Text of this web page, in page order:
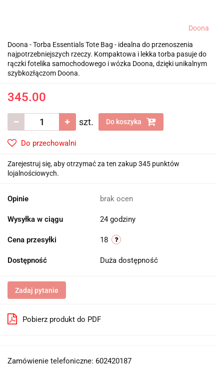
Doona
Doona - Torba Essentials Tote Bag - idealna do przenoszenia
najpotrzebniejszych rzeczy. Kompaktowa i lekka torba pasuje do
rączki fotelika samochodowego i wózka Doona, dzięki unikalnym
szybkozłączom Doona.
345.00
szt. Do koszyka
Do przechowalni
Zarejestruj się, aby otrzymać za ten zakup 345 punktów
lojalnościowych.
Opinie brak ocen
Wysyłka w ciągu 24 godziny
Cena przesyłki 18
Dostępność Duża dostępność
Zadaj pytanie
Pobierz produkt do PDF
Zamówienie telefoniczne: 602420187